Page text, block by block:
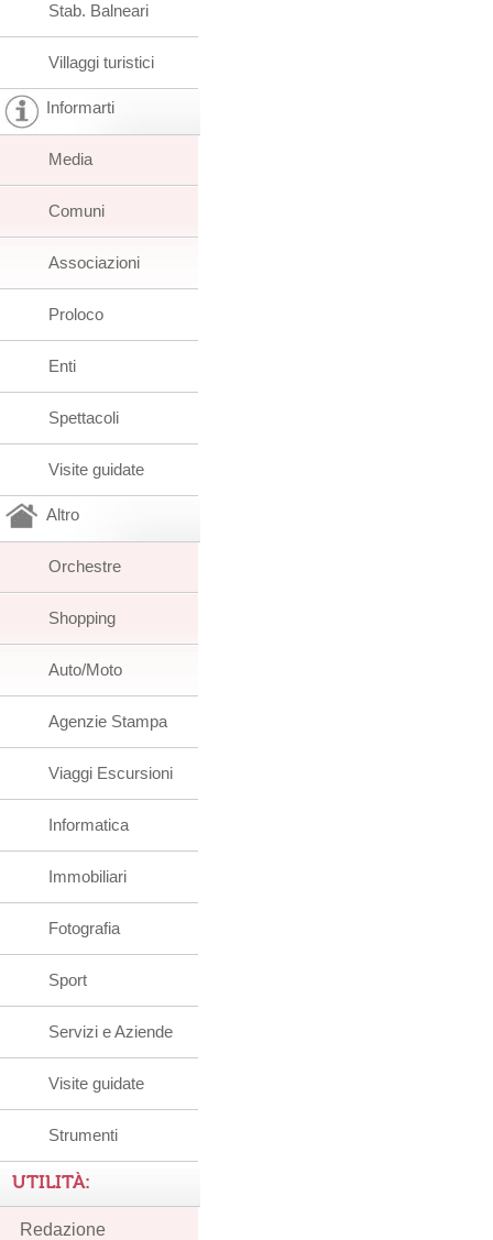
Stab. Balneari
Villaggi turistici
Informarti
Media
Comuni
Associazioni
Proloco
Enti
Spettacoli
Visite guidate
Altro
Orchestre
Shopping
Auto/Moto
Agenzie Stampa
Viaggi Escursioni
Informatica
Immobiliari
Fotografia
Sport
Servizi e Aziende
Visite guidate
Strumenti
UTILITÀ:
Redazione